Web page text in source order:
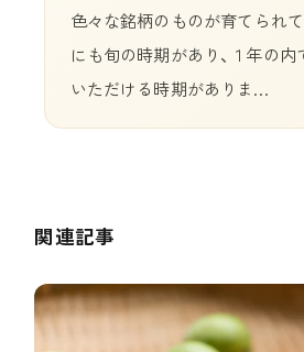
色々な銘柄のものが育てられ
にも旬の時期があり、１年の内
いただける時期がありま…
関連記事